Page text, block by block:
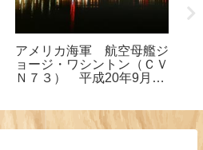
アメリカ海軍 航空母艦ジ
ョージ・ワシントン（ＣＶ
Ｎ７３） 平成20年9月25